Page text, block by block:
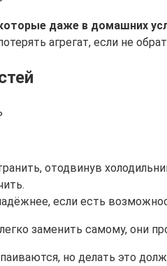
даже в домашних
агрегат, если не
отодвинув
если есть
заменить самому, они
но делать это